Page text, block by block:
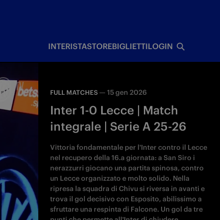
INTERISTASTOREBIGLIETTILOGIN
FULL MATCHES —15 gen 2026
Inter 1-0 Lecce | Match
integrale | Serie A 25-26
Vittoria fondamentale per l'Inter contro il Lecce
nel recupero della 16.a giornata: a San Siro i
nerazzurri giocano una partita spinosa, contro
un Lecce organizzato e molto solido. Nella
ripresa la squadra di Chivu si riversa in avanti e
trova il gol decisivo con Esposito, abilissimo a
sfruttare una respinta di Falcone. Un gol da tre